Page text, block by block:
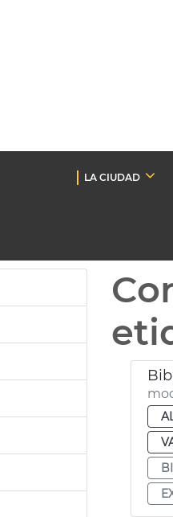
LA CIUDAD